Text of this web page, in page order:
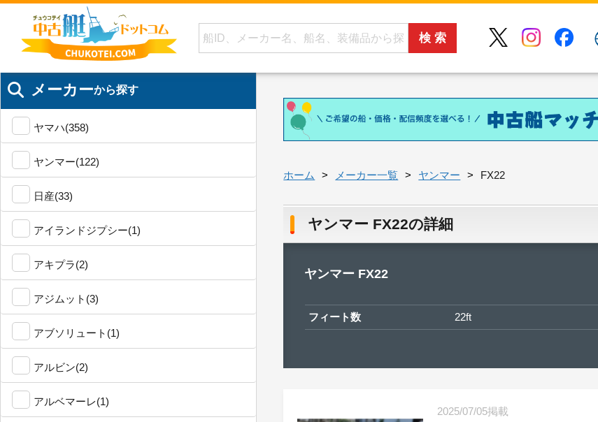
メーカーから探す
ヤマハ(358)
ヤンマー(122)
日産(33)
アイランドジプシー(1)
アキプラ(2)
アジムット(3)
アブソリュート(1)
アルビン(2)
アルベマーレ(1)
ホーム メーカー一覧 ヤンマー FX22
ヤンマー FX22の詳細
ヤンマー FX22
フィート数 22ft
2025/07/05掲載